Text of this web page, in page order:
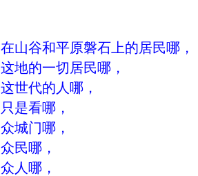
在山谷和平原磐石上的居民哪，
这地的一切居民哪，
这世代的人哪，
只是看哪，
众城门哪，
众民哪，
众人哪，